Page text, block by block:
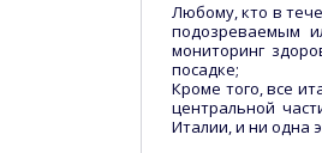
Любому, кто в
подозреваемым
мониторинг
посадке;
Кроме того, все
центральной
Италии, и ни одна